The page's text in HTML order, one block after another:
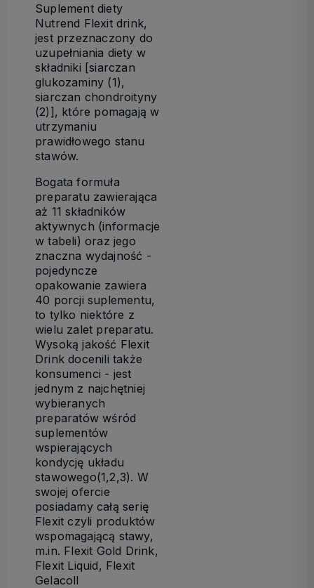
Suplement diety
Nutrend Flexit drink,
jest przeznaczony do
uzupełniania diety w
składniki [siarczan
glukozaminy (1),
siarczan chondroityny
(2)], które pomagają w
utrzymaniu
prawidłowego stanu
stawów.
Bogata formuła
preparatu zawierająca
aż 11 składników
aktywnych (informacje
w tabeli) oraz jego
znaczna wydajność -
pojedyncze
opakowanie zawiera
40 porcji suplementu,
to tylko niektóre z
wielu zalet preparatu.
Wysoką jakość Flexit
Drink docenili także
konsumenci - jest
jednym z najchętniej
wybieranych
preparatów wśród
suplementów
wspierających
kondycję układu
stawowego(1,2,3). W
swojej ofercie
posiadamy całą serię
Flexit czyli produktów
wspomagającą stawy,
m.in. Flexit Gold Drink,
Flexit Liquid, Flexit
Gelacoll